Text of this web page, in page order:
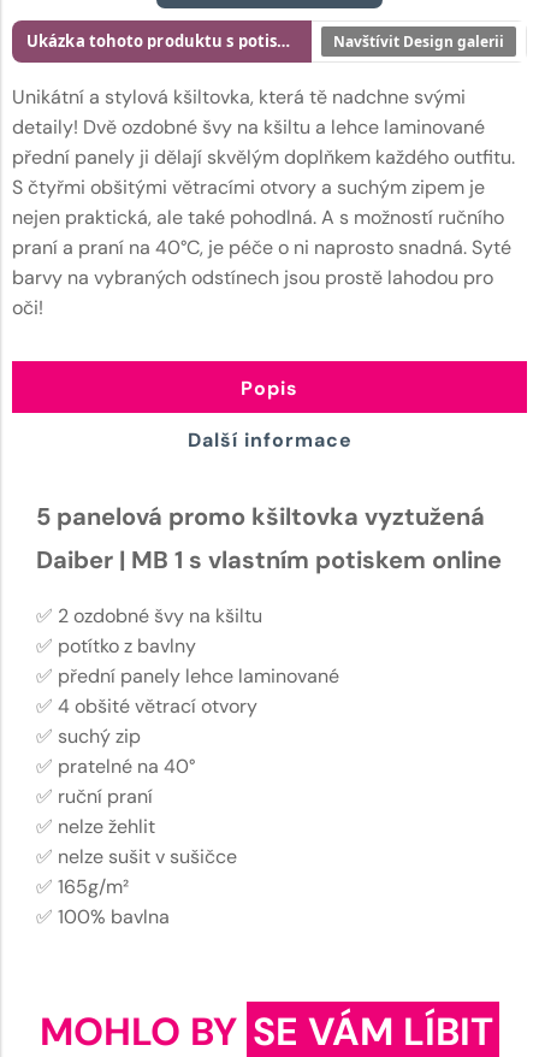
Unikátní a stylová kšiltovka, která tě nadchne svými
detaily! Dvě ozdobné švy na kšiltu a lehce laminované
přední panely ji dělají skvělým doplňkem každého outfitu.
S čtyřmi obšitými větracími otvory a suchým zipem je
nejen praktická, ale také pohodlná. A s možností ručního
praní a praní na 40°C, je péče o ni naprosto snadná. Syté
barvy na vybraných odstínech jsou prostě lahodou pro
oči!
Ukázka tohoto produktu s potiskem Navštívit Design galerii
Popis
Další informace
5 panelová promo kšiltovka vyztužená
Daiber | MB 1 s vlastním potiskem online
✅ 2 ozdobné švy na kšiltu
✅ potítko z bavlny
✅ přední panely lehce laminované
✅ 4 obšité větrací otvory
✅ suchý zip
✅ pratelné na 40°
✅ ruční praní
✅ nelze žehlit
✅ nelze sušit v sušičce
✅ 165g/m²
✅ 100% bavlna
MOHLO BY SE VÁM LÍBIT